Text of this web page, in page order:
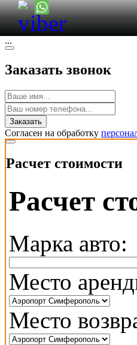
Заказ авто
...
Заказать звонок
Заказать
Согласен на обработку
Расчет стоимости
Расчет
Марка авто:
Место
Место